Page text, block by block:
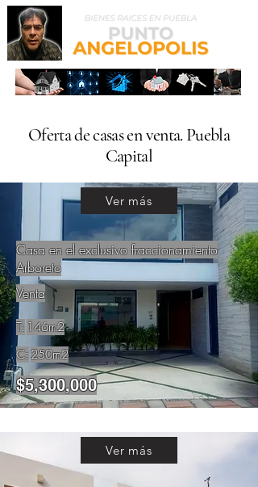
Oferta de casas en venta. Puebla
Capital
Ver más
Casa en el exclusivo fraccionamiento
Arboreto
Venta
T: 146m2
C:250m2
$5,300,000
Ver más